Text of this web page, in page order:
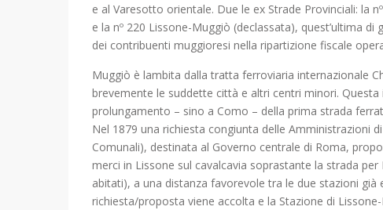
e al Varesotto orientale. Due le ex Strade Provinciali: la
e la nº 220 Lissone-Muggiò (declassata), quest’ultima
dei contribuenti muggioresi nella ripartizione fiscale
Muggiò è lambita dalla tratta ferroviaria internazionale
brevemente le suddette città e altri centri minori.
prolungamento – sino a Como – della prima strada
Nel 1879 una richiesta congiunta delle Amministrazioni
Comunali), destinata al Governo centrale di Roma,
merci in Lissone sul cavalcavia soprastante la strada
abitati), a una distanza favorevole tra le due stazioni
richiesta/proposta viene accolta e la Stazione di